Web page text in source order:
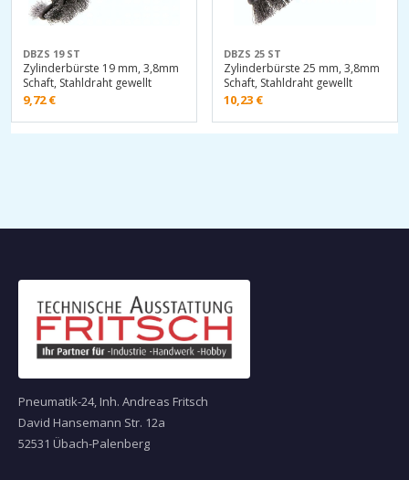
DBZS 19 ST
Zylinderbürste 19 mm, 3,8mm
Schaft, Stahldraht gewellt
9,72€
DBZS 25 ST
Zylinderbürste 25 mm, 3,8mm
Schaft, Stahldraht gewellt
10,23 €
Pneumatik-24, Inh. Andreas Fritsch
David Hansemann Str. 12a
52531 Übach-Palenberg